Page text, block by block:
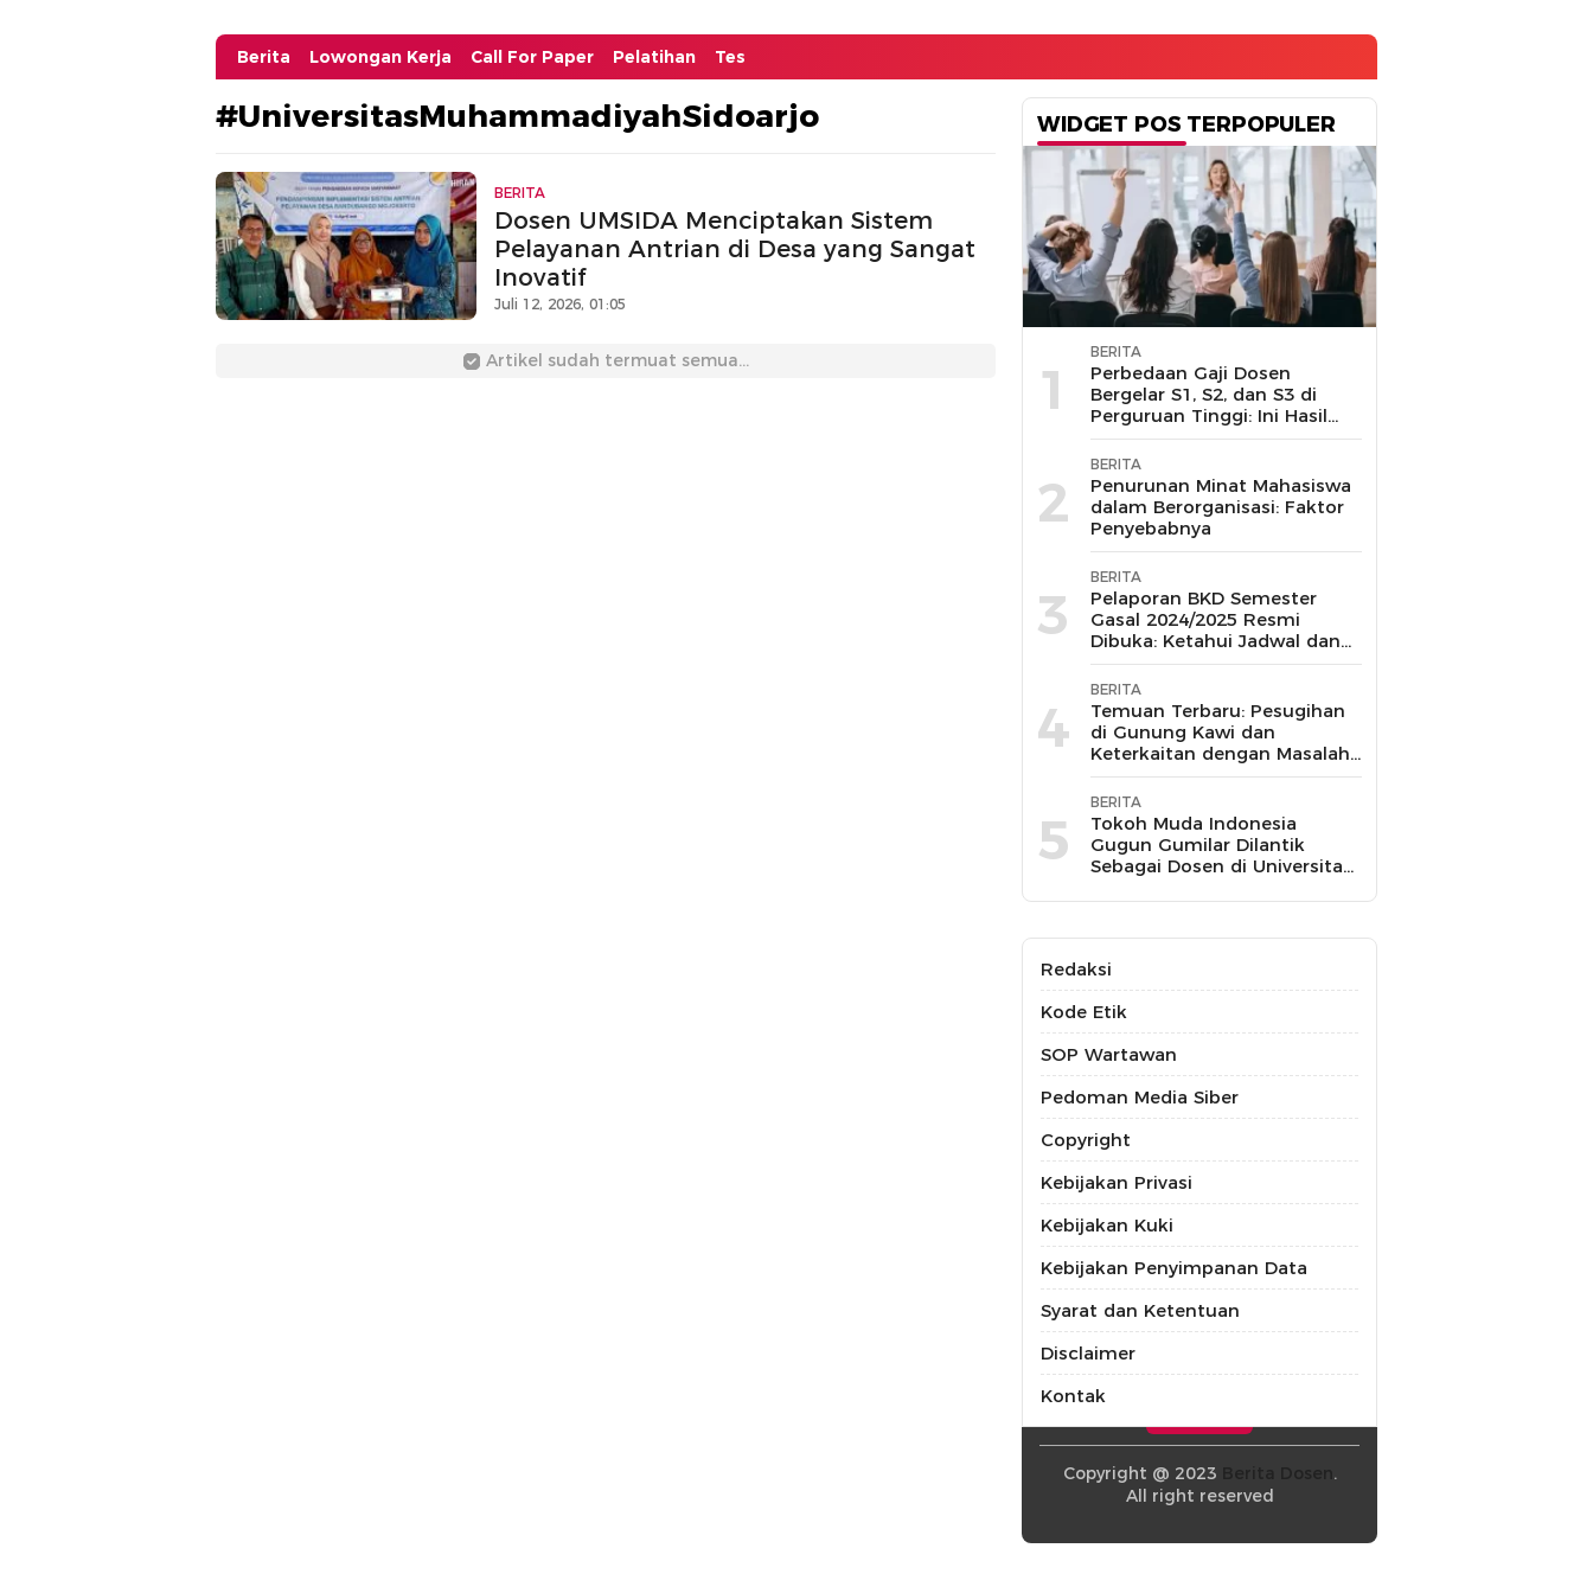
Berita Lowongan Kerja Call For Paper Pelatihan Tes
#UniversitasMuhammadiyahSidoarjo
BERITA
Dosen UMSIDA Menciptakan Sistem
Pelayanan Antrian di Desa yang Sangat
Inovatif
Juli 12, 2026, 01:05
Artikel sudah termuat semua...
WIDGET POS TERPOPULER
1
BERITA
Perbedaan Gaji Dosen
Bergelar S1, S2, dan S3 di
Perguruan Tinggi: Ini Hasil
Penelusuran
2
BERITA
Penurunan Minat Mahasiswa
dalam Berorganisasi: Faktor
Penyebabnya
3
BERITA
Pelaporan BKD Semester
Gasal 2024/2025 Resmi
Dibuka: Ketahui Jadwal dan
Prosesnya
4
BERITA
Temuan Terbaru: Pesugihan
di Gunung Kawi dan
Keterkaitan dengan Masalah
Kesehatan Mental
5
BERITA
Tokoh Muda Indonesia
Gugun Gumilar Dilantik
Sebagai Dosen di Universitas
Berbagai Mata Kuliah
Redaksi
Kode Etik
SOP Wartawan
Pedoman Media Siber
Copyright
Kebijakan Privasi
Kebijakan Kuki
Kebijakan Penyimpanan Data
Syarat dan Ketentuan
Disclaimer
Kontak
Copyright @ 2023
.
All right reserved